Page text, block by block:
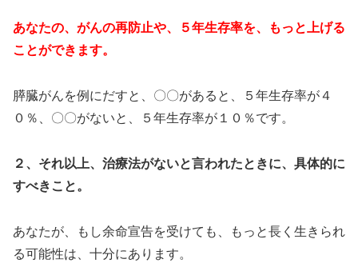
あなたの、がんの再防止や、５年生存率を、もっと上げる
ことができます。
膵臓がんを例にだすと、〇〇があると、５年生存率が４
０％、〇〇がないと、５年生存率が１０％です。
２、それ以上、治療法がないと言われたときに、具体的に
すべきこと。
あなたが、もし余命宣告を受けても、もっと長く生きられ
る可能性は、十分にあります。